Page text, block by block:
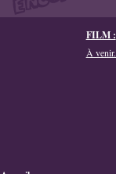
FILM :
À